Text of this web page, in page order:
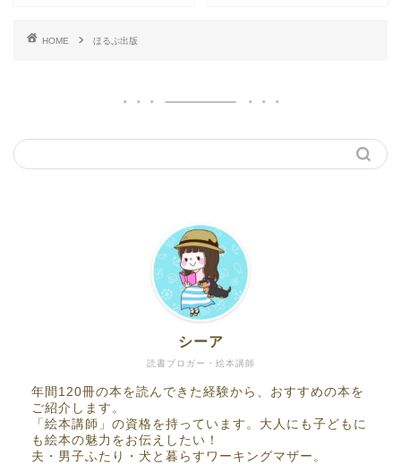
HOME ほるぷ出版
読書ブロガー・絵本講師
シーア
年間120冊の本を読んできた経験から、おすすめの本を
ご紹介します。
「絵本講師」の資格を持っています。大人にも子どもに
も絵本の魅力をお伝えしたい！
夫・男子ふたり・犬と暮らすワーキングマザー。